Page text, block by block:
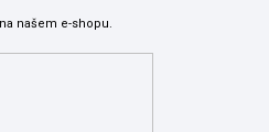
našem e-shopu.